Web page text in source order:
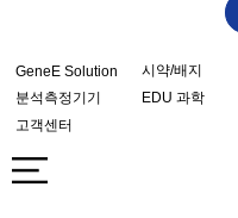
GeneE Solution 시약/배지
분석측정기기
EDU 과학
고객센터